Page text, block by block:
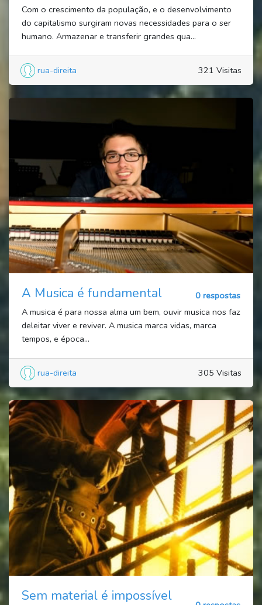
Com o crescimento da população, e o desenvolvimento
do capitalismo surgiram novas necessidades para o ser
humano. Armazenar e transferir grandes qua...
rua-direita 321 Visitas
A Musica é fundamental
0 respostas
A musica é para nossa alma um bem, ouvir musica nos faz
deleitar viver e reviver. A musica marca vidas, marca
tempos, e época...
rua-direita 305 Visitas
Sem material é impossível